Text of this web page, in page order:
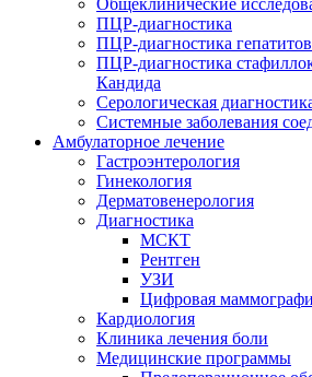
ПЦР-диагностика
ПЦР-диагностика
ПЦР-диагностика
Кандида
Серологическая
Системные заболевания
Амбулаторное лечение
Гастроэнтерология
Гинекология
Дерматовенерология
Диагностика
МСКТ
Рентген
УЗИ
Цифровая
Кардиология
Клиника лечения боли
Медицинские программы